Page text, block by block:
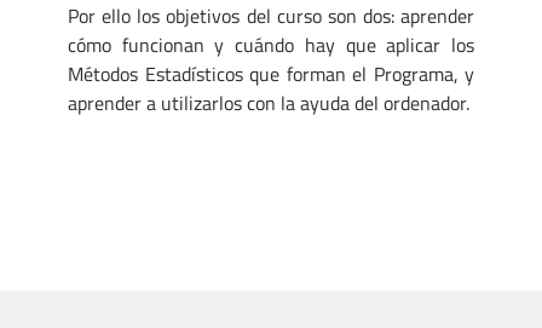
Por ello los objetivos del curso son dos: aprender
cómo funcionan y cuándo hay que aplicar los
Métodos Estadísticos que forman el Programa, y
aprender a utilizarlos con la ayuda del ordenador.